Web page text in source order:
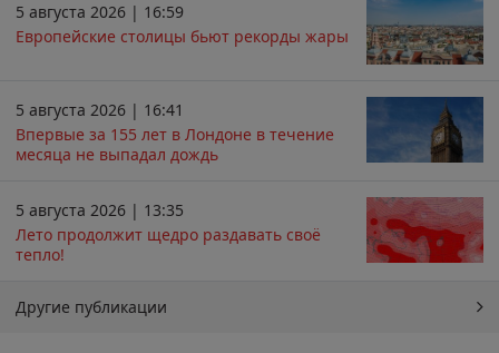
5 августа 2026 | 16:59
Европейские столицы бьют рекорды жары
5 августа 2026 | 16:41
Впервые за 155 лет в Лондоне в течение
месяца не выпадал дождь
5 августа 2026 | 13:35
Лето продолжит щедро раздавать своё
тепло!
Другие публикации